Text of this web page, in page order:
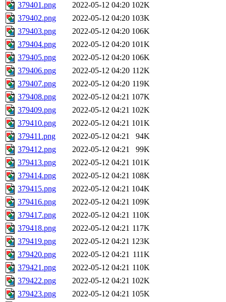
379401.png
2022-05-12 04:20 102K
379402.png
2022-05-12 04:20 103K
379403.png
2022-05-12 04:20 106K
379404.png
2022-05-12 04:20 101K
379405.png
2022-05-12 04:20 106K
379406.png
2022-05-12 04:20 112K
379407.png
2022-05-12 04:20 119K
379408.png
2022-05-12 04:21 107K
379409.png
2022-05-12 04:21 102K
379410.png
2022-05-12 04:21 101K
379411.png
2022-05-12 04:21
94K
379412.png
2022-05-12 04:21
99K
379413.png
2022-05-12 04:21 101K
379414.png
2022-05-12 04:21 108K
379415.png
2022-05-12 04:21 104K
379416.png
2022-05-12 04:21 109K
379417.png
2022-05-12 04:21 110K
379418.png
2022-05-12 04:21 117K
379419.png
2022-05-12 04:21 123K
379420.png
2022-05-12 04:21 111K
379421.png
2022-05-12 04:21 110K
379422.png
2022-05-12 04:21 102K
379423.png
2022-05-12 04:21 105K